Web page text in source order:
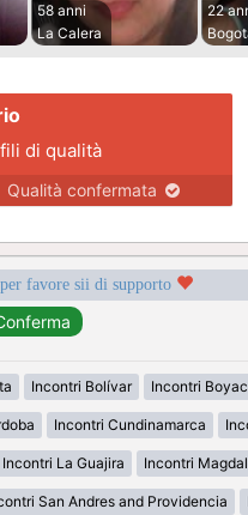
58 anni
La Calera
22
di qualità
Qualità confermata
favore sii di supporto
Incontri Bolívar Incontri
Incontri Cundinamarca
Incontri La Guajira Incontri
San Andres and Providencia